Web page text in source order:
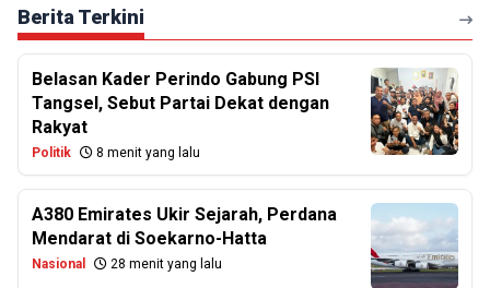
Berita Terkini
Belasan Kader Perindo Gabung PSI
Tangsel, Sebut Partai Dekat dengan
Rakyat
Politik 8 menit yang lalu
A380 Emirates Ukir Sejarah, Perdana
Mendarat di Soekarno-Hatta
Nasional 28 menit yang lalu